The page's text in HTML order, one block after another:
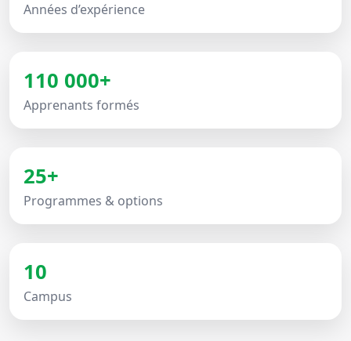
Années d’expérience
110 000+
Apprenants formés
25+
Programmes & options
10
Campus